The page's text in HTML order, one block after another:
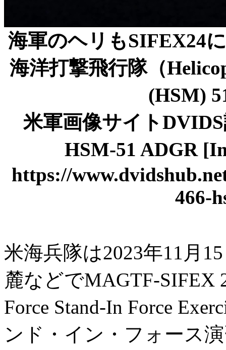
海軍のヘリもSIFEX24
海洋打撃飛行隊（
(HSM)
米軍画像サイト
HSM-51 ADGR
https://
466-
米海兵隊は2023年11月
麓などでMAGTF-SIFEX
Force Stand-In Force
ンド・イン・フォース